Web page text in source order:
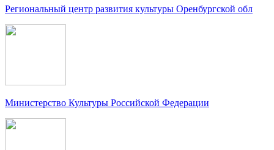
Региональный центр развития культуры Оренбургской обл
Министерство Культуры Российской Федерации